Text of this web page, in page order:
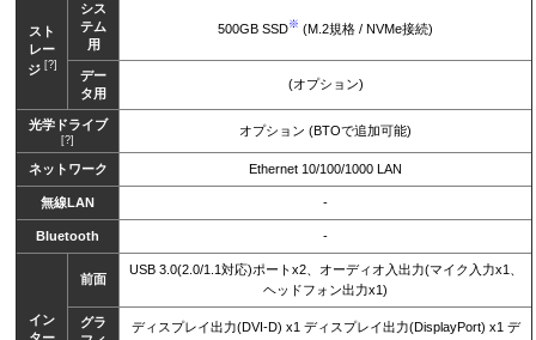
スト
レー
ジ [?]
シス
テム
用
500GB SSD※ (M.2規格 / NVMe接続)
デー
タ用
(オプション)
光学ドライブ
[?]
オプション (BTOで追加可能)
ネットワーク Ethernet 10/100/1000 LAN
無線LAN -
Bluetooth -
イン
前面
USB 3.0(2.0/1.1対応)ポートx2、オーディオ入出力(マイク入力x1、
ヘッドフォン出力x1)
グラ
ディスプレイ出力(DVI-D) x1 ディスプレイ出力(DisplayPort) x1 デ